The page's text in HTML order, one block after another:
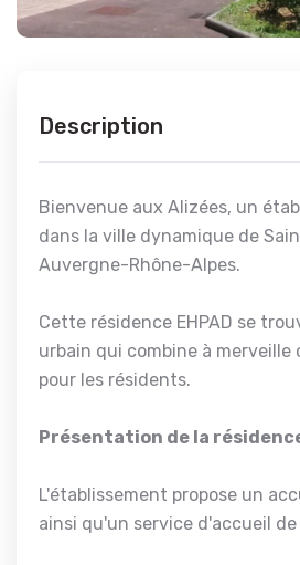
Description
Bienvenue aux Alizées, un
dans la ville dynamique de
Auvergne-Rhône-Alpes.
Cette résidence EHPAD se
urbain qui combine à
pour les résidents.
Présentation de la
L'établissement propose un
ainsi qu'un service d'accueil de